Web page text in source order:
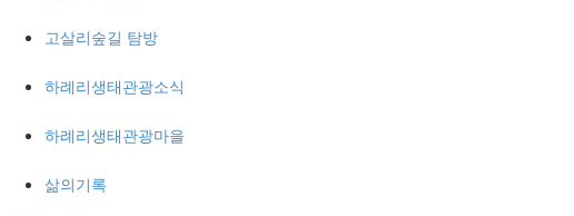
고살리숲길 탐방
하례리생태관광소식
하례리생태관광마을
삶의기록